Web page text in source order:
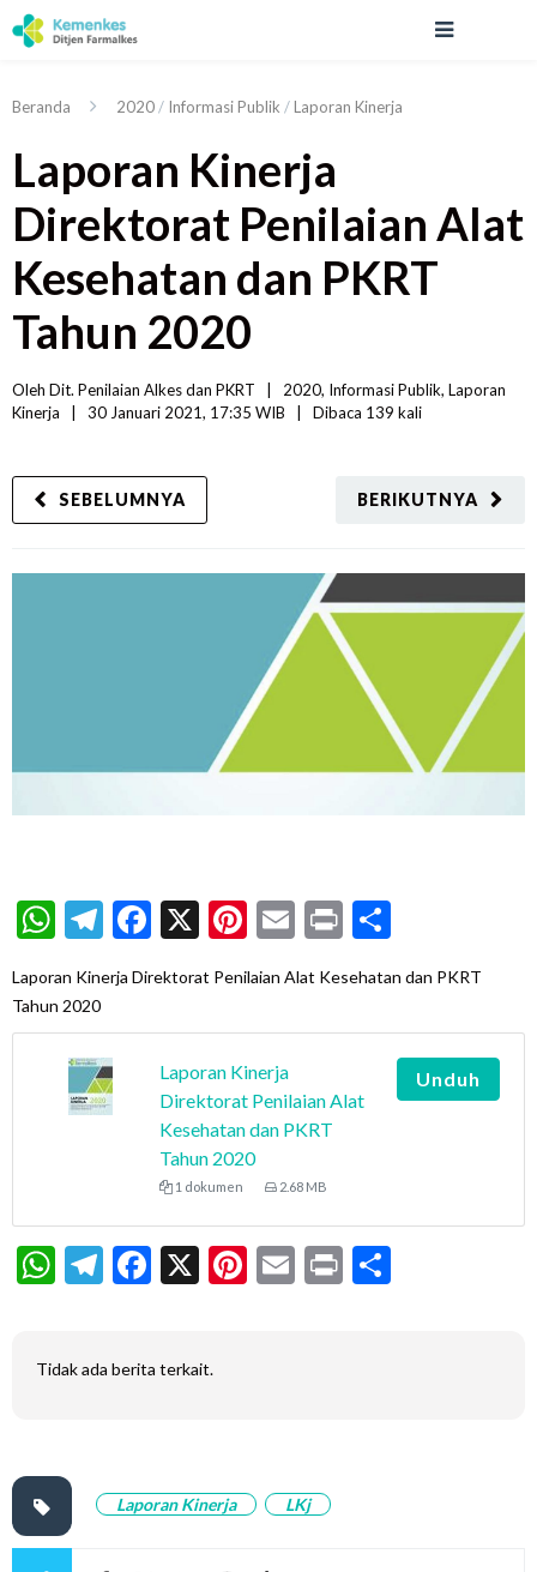
Beranda 2020/ Informasi Publik / Laporan Kinerja
Laporan Kinerja
Direktorat Penilaian Alat
Kesehatan dan PKRT
Tahun 2020
Oleh Dit. Penilaian Alkes dan PKRT 2020, Informasi Publik, Laporan
Kinerja
30 Januari 2021, 17:35 WIB Dibaca 139 kali
BERIKUTNYA
SEBELUMNYA
WhatsApp
Telegram
Facebook
X Pinterest
Email
Print
Laporan Kinerja Direktorat Penilaian Alat Kesehatan dan PKRT
Tahun 2020
Laporan Kinerja
Direktorat Penilaian Alat
Kesehatan dan PKRT
Tahun 2020
1 dokumen 2.68 MB
Unduh
WhatsApp
Telegram
Facebook
X Pinterest
Email
Print
Tidak ada berita terkait.
Laporan Kinerja LKj